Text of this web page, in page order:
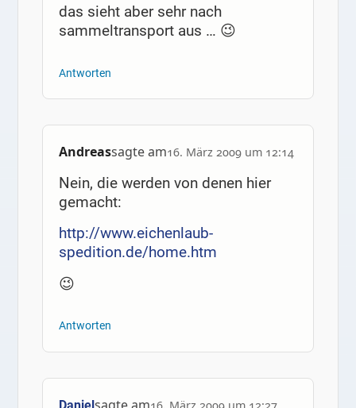
das sieht aber sehr nach
sammeltransport aus … 😉
Antworten
Andreassagte am16. März 2009 um 12:14
Nein, die werden von denen hier
gemacht:
http://www.eichenlaub-
spedition.de/home.htm
😉
Antworten
Daniel 16. März 2009 um 12:27